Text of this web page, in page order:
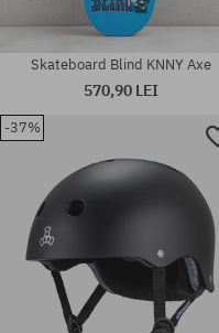
Mărimi existente:
Skateboard Blind KNNY Axe
570,90 LEI
-37%